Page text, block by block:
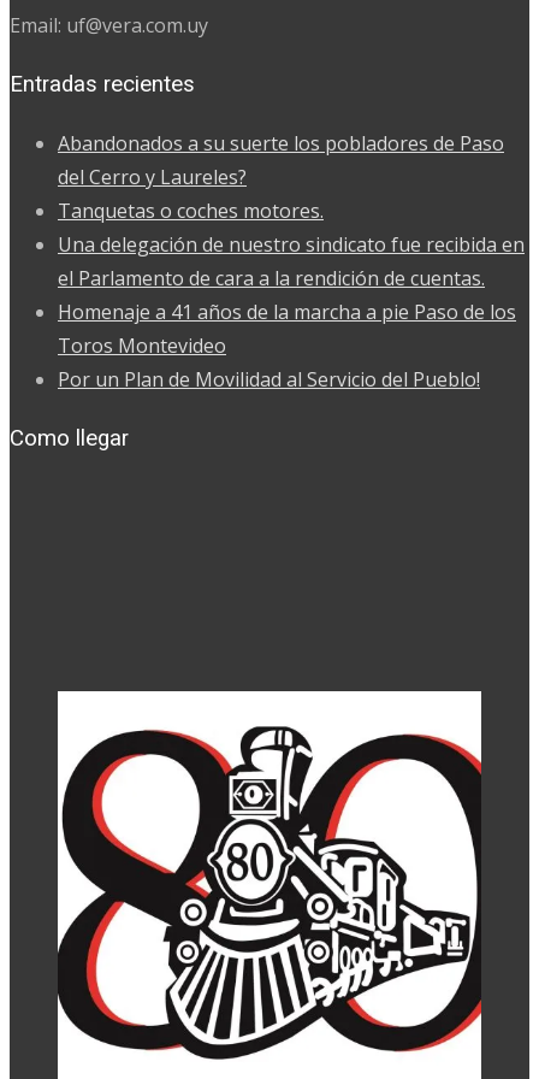
Email: uf@vera.com.uy
Entradas recientes
Abandonados a su suerte los pobladores de Paso
del Cerro y Laureles?
Tanquetas o coches motores.
Una delegación de nuestro sindicato fue recibida en
el Parlamento de cara a la rendición de cuentas.
Homenaje a 41 años de la marcha a pie Paso de los
Toros Montevideo
Por un Plan de Movilidad al Servicio del Pueblo!
Como llegar